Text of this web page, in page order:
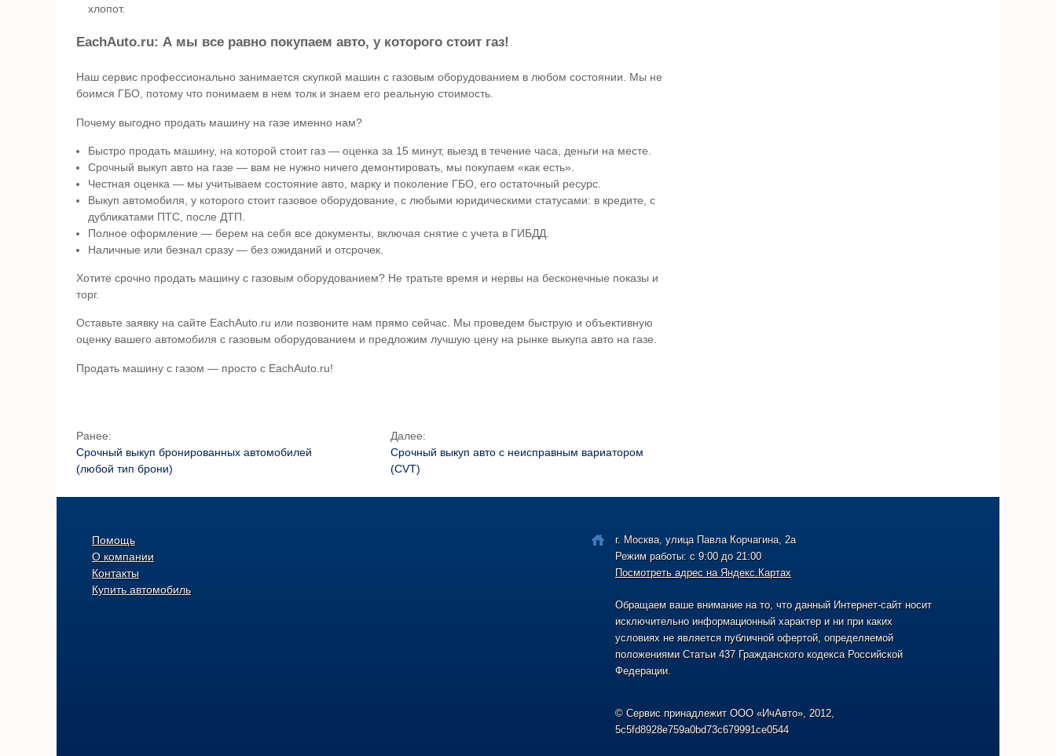
хлопот.
EachAuto.ru: А мы все равно покупаем авто, у которого стоит газ!
Наш сервис профессионально занимается скупкой машин с газовым оборудованием в любом состоянии. Мы не
боимся ГБО, потому что понимаем в нем толк и знаем его реальную стоимость.
Почему выгодно продать машину на газе именно нам?
Быстро продать машину, на которой стоит газ — оценка за 15 минут, выезд в течение часа, деньги на месте.
Срочный выкуп авто на газе — вам не нужно ничего демонтировать, мы покупаем «как есть».
Честная оценка — мы учитываем состояние авто, марку и поколение ГБО, его остаточный ресурс.
Выкуп автомобиля, у которого стоит газовое оборудование, с любыми юридическими статусами: в кредите, с
дубликатами ПТС, после ДТП.
Полное оформление — берем на себя все документы, включая снятие с учета в ГИБДД.
Наличные или безнал сразу — без ожиданий и отсрочек.
Хотите срочно продать машину с газовым оборудованием? Не тратьте время и нервы на бесконечные показы и
торг.
Оставьте заявку на сайте EachAuto.ru или позвоните нам прямо сейчас. Мы проведем быструю и объективную
оценку вашего автомобиля с газовым оборудованием и предложим лучшую цену на рынке выкупа авто на газе.
Продать машину с газом — просто с EachAuto.ru!
Ранее:
Срочный выкуп бронированных автомобилей
(любой тип брони)
Далее:
Срочный выкуп авто с неисправным вариатором
(CVT)
Помощь
О компании
Контакты
Купить автомобиль
г. Москва, улица Павла Корчагина, 2а
Режим работы: с 9:00 до 21:00
Посмотреть адрес на Яндекс.Картах
Обращаем ваше внимание на то, что данный Интернет-сайт носит
исключительно информационный характер и ни при каких
условиях не является публичной офертой, определяемой
положениями Статьи 437 Гражданского кодекса Российской
Федерации.
© Сервис принадлежит ООО «ИчАвто», 2012,
5c5fd8928e759a0bd73c679991ce0544